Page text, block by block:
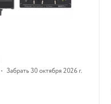
• Забрать 30 октября 2026 г.